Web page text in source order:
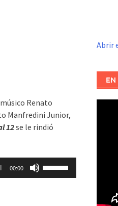
Renato
Manfredini Junior,
12se le rindió
00:00
Abrir